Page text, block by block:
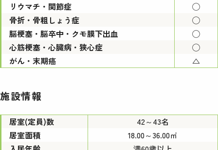
リウマチ・関節症
◯
骨折・骨粗しょう症
◯
脳梗塞・脳卒中・クモ膜下出血
◯
心筋梗塞・心臓病・狭心症
◯
がん・末期癌
△
施設情報
居室(定員)数
42～43名
居室面積
18.00～36.00㎡